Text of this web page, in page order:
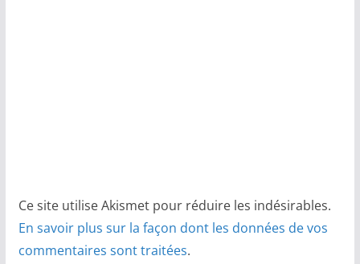
Ce site utilise Akismet pour réduire les indésirables.
En savoir plus sur la façon dont les données de vos
commentaires sont traitées.